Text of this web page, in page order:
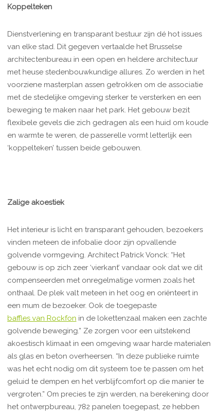
Koppelteken
Dienstverlening en transparant bestuur zijn dé hot issues
van elke stad. Dit gegeven vertaalde het Brusselse
architectenbureau in een open en heldere architectuur
met heuse stedenbouwkundige allures. Zo werden in het
voorziene masterplan assen getrokken om de associatie
met de stedelijke omgeving sterker te versterken en een
beweging te maken naar het park. Het gebouw bezit
flexibele gevels die zich gedragen als een huid om koude
en warmte te weren, de passerelle vormt letterlijk een
‘koppelteken’ tussen beide gebouwen.
Zalige akoestiek
Het interieur is licht en transparant gehouden, bezoekers
vinden meteen de infobalie door zijn opvallende
golvende vormgeving. Architect Patrick Vonck: “Het
gebouw is op zich zeer ‘vierkant’ vandaar ook dat we dit
compenseerden met onregelmatige vormen zoals het
onthaal. De plek valt meteen in het oog en oriënteert in
een mum de bezoeker. Ook de toegepaste
baffles van Rockfon in de lokettenzaal maken een zachte
golvende beweging.” Ze zorgen voor een uitstekend
akoestisch klimaat in een omgeving waar harde materialen
als glas en beton overheersen. “In deze publieke ruimte
was het echt nodig om dit systeem toe te passen om het
geluid te dempen en het verblijfcomfort op die manier te
vergroten.” Om precies te zijn werden, na berekening door
het ontwerpbureau, 782 panelen toegepast, ze hebben